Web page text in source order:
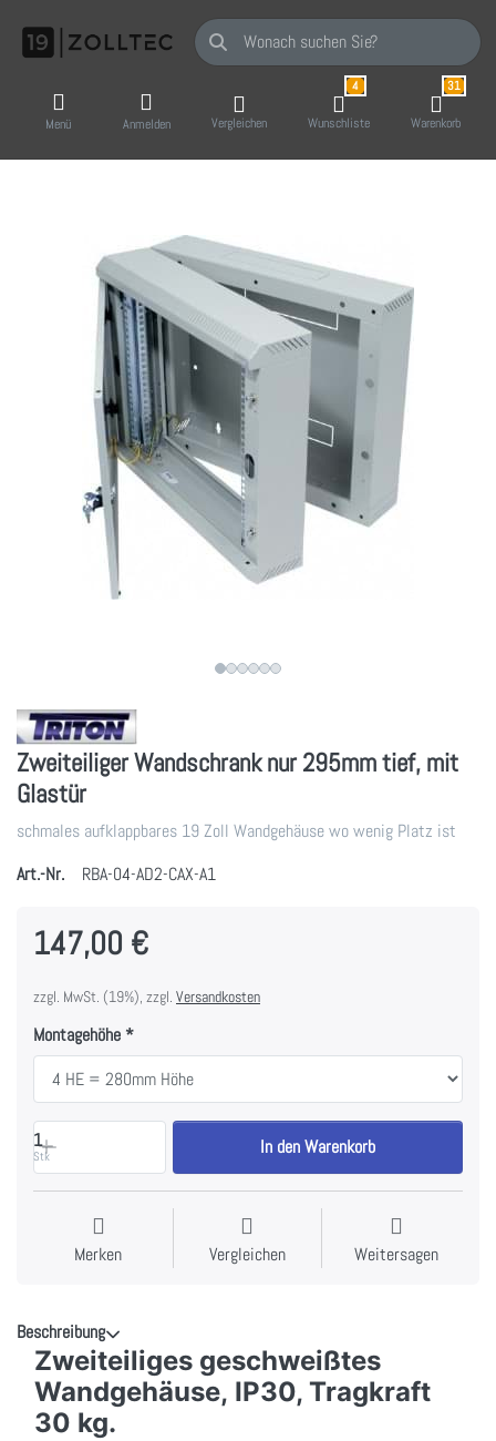
Geben Sie einen Suchbegriff ein. Während
Menü Anmelden Vergleichen
4
Wunschliste
31
Warenkorb
Zweiteiliger Wandschrank nur 295mm tief, mit
Glastür
schmales aufklappbares 19 Zoll Wandgehäuse wo wenig Platz ist
Art.-Nr.
RBA-04-AD2-CAX-A1
147,00 €
zzgl. MwSt. (19%), zzgl. Versandkosten
Montagehöhe
1
Stk In den Warenkorb
Merken Vergleichen Weitersagen
Beschreibung
Zweiteiliges geschweißtes
Wandgehäuse, IP30, Tragkraft
30 kg.